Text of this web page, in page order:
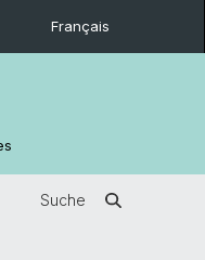
Français
Suche